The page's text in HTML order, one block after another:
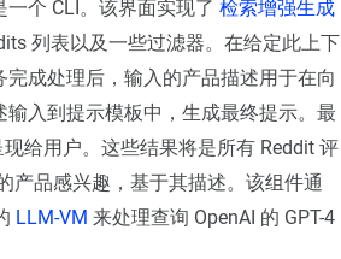
个 CLI。该界面实现了 检索增强生成
列表以及一些过滤器。在给定此上下
成处理后，输入的产品描述用于在向
入到提示模板中，生成最终提示。最
给用户。这些结果将是所有 Reddit 评
产品感兴趣，基于其描述。该组件通
LLM-VM 来处理查询 OpenAI 的 GPT-4